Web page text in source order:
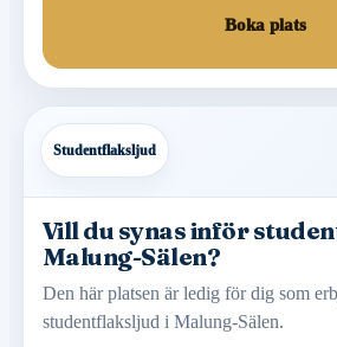
Boka plats
Studentflaksljud
Vill du synas inför
Malung-Sälen?
Den här platsen är ledig för dig som
studentflaksljud i Malung-Sälen.